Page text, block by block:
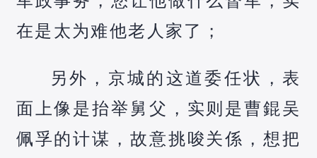
在是太为难他老人家了；
另外，京城的这道委任状，表
面上像是抬举舅父，实则是曹錕吴
佩孚的计谋，故意挑唆关係，想把